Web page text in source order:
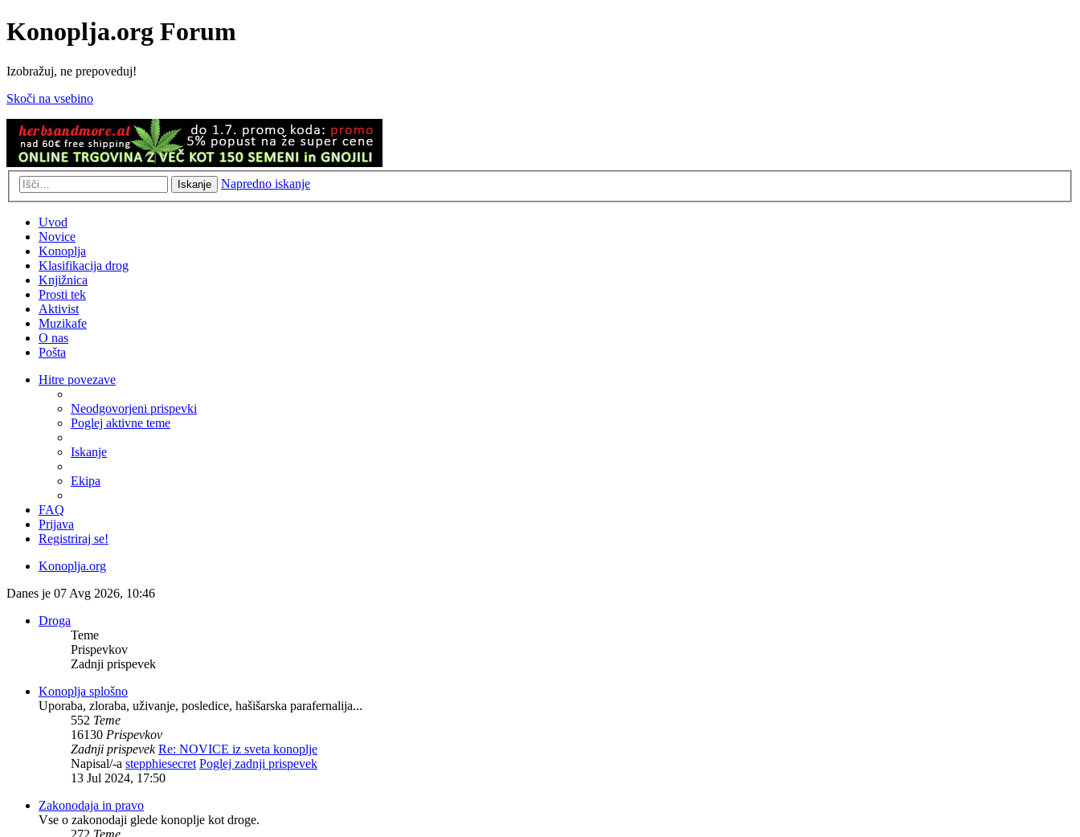
Konoplja.org Forum
Izobražuj, ne prepoveduj!
Skoči na vsebino
Iskanje Napredno iskanje
Uvod
Novice
Konoplja
Klasifikacija drog
Knjižnica
Prosti tek
Aktivist
Muzikafe
O nas
Pošta
Hitre povezave
Neodgovorjeni prispevki
Poglej aktivne teme
Iskanje
Ekipa
FAQ
Prijava
Registriraj se!
Konoplja.org
Danes je 07 Avg 2026, 10:46
Droga
Teme
Prispevkov
Zadnji prispevek
Konoplja splošno
Uporaba, zloraba, uživanje, posledice, hašišarska parafernalija...
552 Teme
16130 Prispevkov
Zadnji prispevek Re: NOVICE iz sveta konoplje
Napisal/-a stepphiesecret Poglej zadnji prispevek
13 Jul 2024, 17:50
Zakonodaja in pravo
Vse o zakonodaji glede konoplje kot droge.